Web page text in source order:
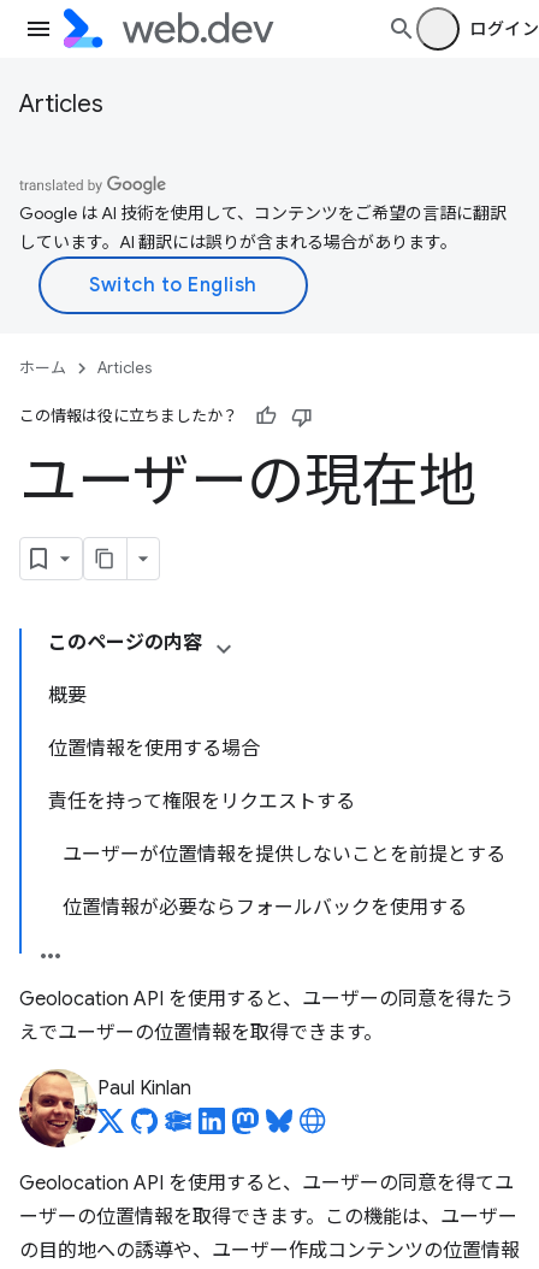
ログイン
Articles
Google は AI 技術を使用して、コンテンツをご希望の言語に翻訳
しています。AI 翻訳には誤りが含まれる場合があります。
ホーム Articles
この情報は役に立ちましたか？
ユーザーの現在地
このページの内容
概要
位置情報を使用する場合
責任を持って権限をリクエストする
ユーザーが位置情報を提供しないことを前提とする
位置情報が必要ならフォールバックを使用する
Geolocation API を使用すると、ユーザーの同意を得たう
えでユーザーの位置情報を取得できます。
Paul Kinlan
Geolocation API を使用すると、ユーザーの同意を得てユ
ーザーの位置情報を取得できます。この機能は、ユーザー
の目的地への誘導や、ユーザー作成コンテンツの位置情報